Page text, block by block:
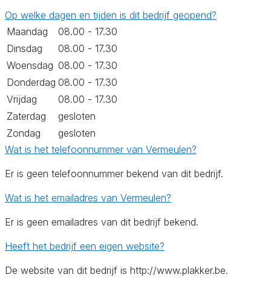
Op welke dagen en tijden is dit bedrijf geopend?
Maandag
08.00 - 17.30
Dinsdag
08.00 - 17.30
Woensdag 08.00 - 17.30
Donderdag 08.00 - 17.30
Vrijdag
08.00 - 17.30
Zaterdag
gesloten
Zondag
gesloten
Wat is het telefoonnummer van Vermeulen?
Er is geen telefoonnummer bekend van dit bedrijf.
Wat is het emailadres van Vermeulen?
Er is geen emailadres van dit bedrijf bekend.
Heeft het bedrijf een eigen website?
De website van dit bedrijf is http://www.plakker.be.